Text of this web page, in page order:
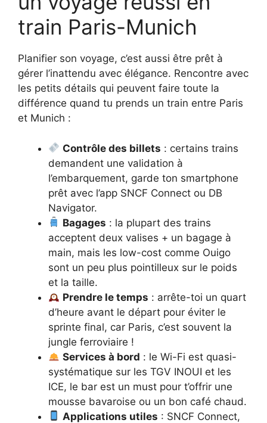
train Paris-Munich
Planifier son voyage, c’est aussi être prêt à
gérer l’inattendu avec élégance. Rencontre avec
les petits détails qui peuvent faire toute la
différence quand tu prends un train entre Paris
et Munich :
Contrôle des billets : certains trains
demandent une validation à
l’embarquement, garde ton smartphone
prêt avec l’app SNCF Connect ou DB
Navigator.
Bagages : la plupart des trains
acceptent deux valises + un bagage à
main, mais les low-cost comme Ouigo
sont un peu plus pointilleux sur le poids
et la taille.
Prendre le temps : arrête-toi un quart
d’heure avant le départ pour éviter le
sprinte final, car Paris, c’est souvent la
jungle ferroviaire !
Services à bord : le Wi-Fi est quasi-
systématique sur les TGV INOUI et les
ICE, le bar est un must pour t’offrir une
mousse bavaroise ou un bon café chaud.
Applications utiles : SNCF Connect,